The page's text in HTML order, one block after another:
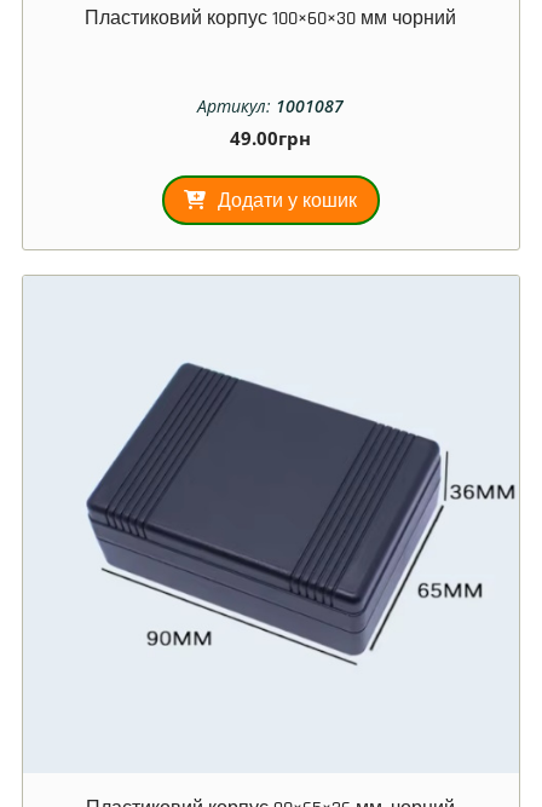
Пластиковий корпус 100×60×30 мм чорний
Артикул: 1001087
49.00грн
Додати у кошик